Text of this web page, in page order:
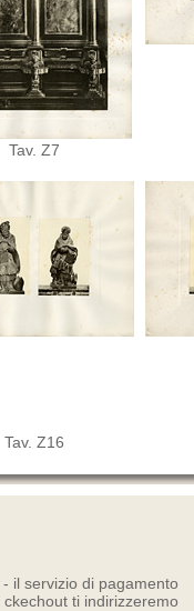
Tav. Z7
Tav. Z16
il servizio di pagamento
ti indirizzeremo